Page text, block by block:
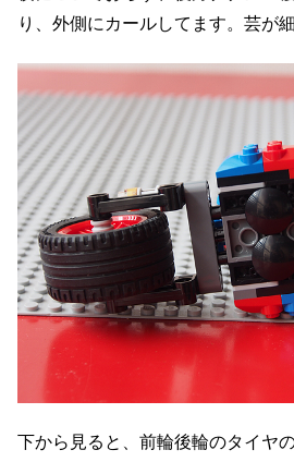
り、外側にカールしてます。芸が
下から見ると、前輪後輪のタイヤ